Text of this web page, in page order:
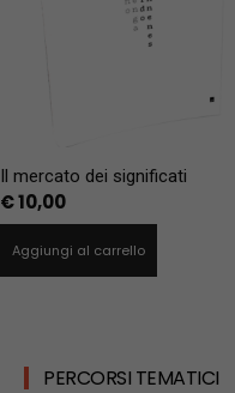
Il mercato dei significati
€10,00
Aggiungi al carrello
PERCORSI TEMATICI